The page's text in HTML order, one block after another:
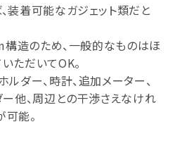
装着可能なガジェット類だと
造のため、一般的なものはほ
ただいてOK。
ルダー、時計、追加メーター、
他、周辺との干渉さえなけれ
能。